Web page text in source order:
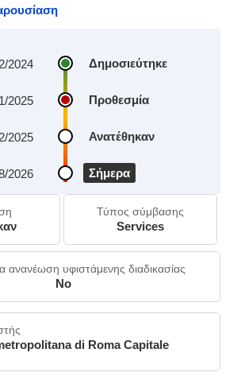
Δημοσιεύτηκε
2024
Προθεσμία
2025
Ανατέθηκαν
2025
Σήμερα
2026
Τύπος σύμβασης
Services
ανανέωση υφιστάμενης διαδικασίας
No
di Roma Capitale